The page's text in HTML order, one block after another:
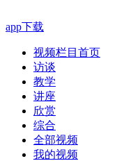
app下载
视频栏目首页
访谈
教学
讲座
欣赏
综合
全部视频
我的视频